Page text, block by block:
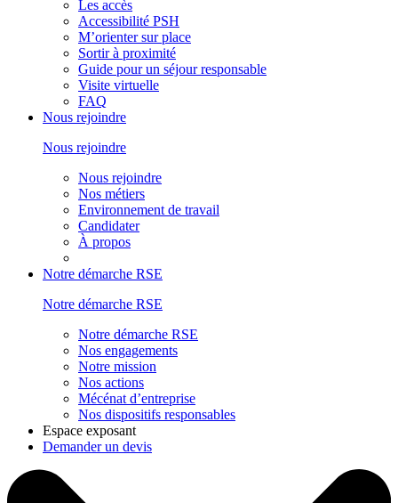
Les accès
Accessibilité PSH
M’orienter sur place
Sortir à proximité
Guide pour un séjour responsable
Visite virtuelle
FAQ
Nous rejoindre
Nous rejoindre
Nous rejoindre
Nos métiers
Environnement de travail
Candidater
À propos
Notre démarche RSE
Notre démarche RSE
Notre démarche RSE
Nos engagements
Notre mission
Nos actions
Mécénat d’entreprise
Nos dispositifs responsables
Espace exposant
Demander un devis